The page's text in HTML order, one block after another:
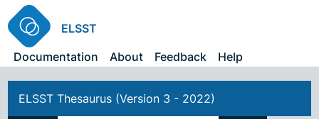
ELSST
Documentation
About Feedback Help
ELSST Thesaurus (Version 3 - 2022)